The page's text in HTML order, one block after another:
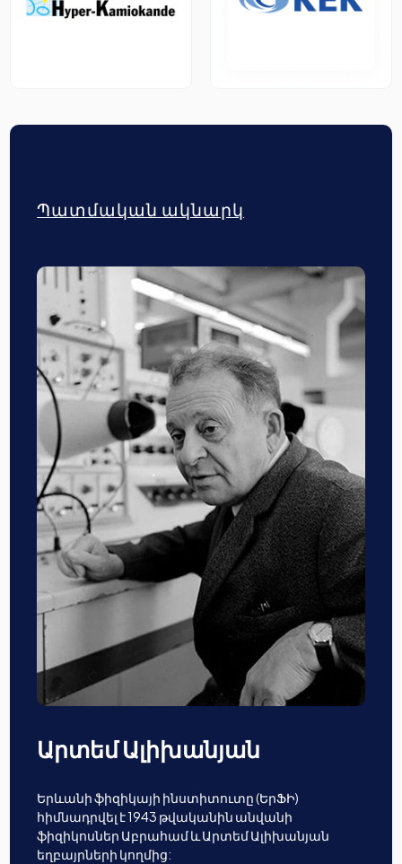
Պատմական ակնարկ
Արտեմ Ալիխանյան
Երևանի ֆիզիկայի ինստիտուտը (ԵրՖԻ)
հիմնադրվել է 1943 թվականին անվանի
ֆիզիկոսներ Աբրահամ և Արտեմ Ալիխանյան
եղբայրների կողմից: